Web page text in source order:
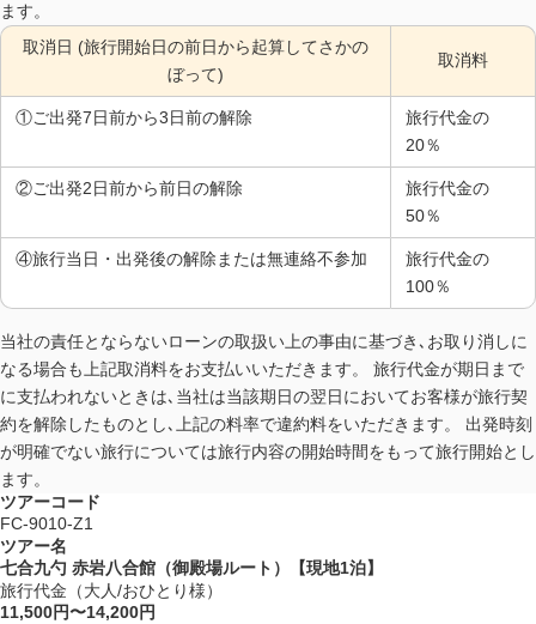
ます。
取消日 (旅行開始日の前日から起算してさかの
ぼって)
取消料
①ご出発7日前から3日前の解除
旅行代金の
20％
②ご出発2日前から前日の解除
旅行代金の
50％
④旅行当日・出発後の解除または無連絡不参加
旅行代金の
100％
当社の責任とならないローンの取扱い上の事由に基づき､お取り消しに
なる場合も上記取消料をお支払いいただきます。 旅行代金が期日まで
に支払われないときは､当社は当該期日の翌日においてお客様が旅行契
約を解除したものとし､上記の料率で違約料をいただきます。 出発時刻
が明確でない旅行については旅行内容の開始時間をもって旅行開始とし
ます。
ツアーコード
FC-9010-Z1
ツアー名
七合九勺 赤岩八合館（御殿場ルート）【現地1泊】
旅行代金（大人/おひとり様）
11,500円〜14,200円